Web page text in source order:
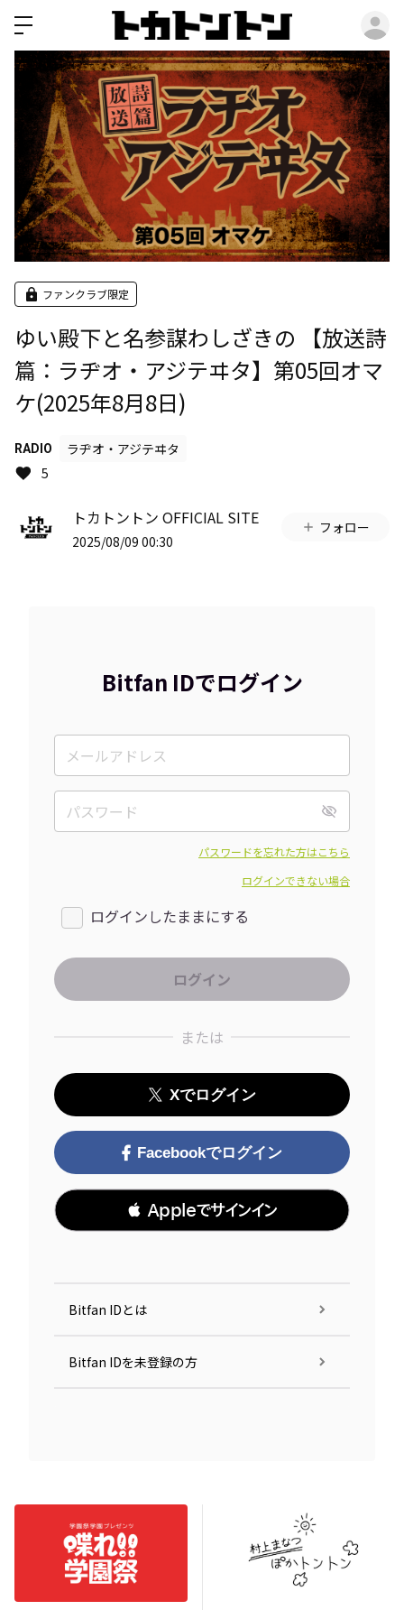
ファンクラブ限定
ゆい殿下と名参謀わしざきの 【放送詩
篇：ラヂオ・アジテヰタ】第05回オマ
ケ(2025年8月8日)
RADIO
ラヂオ・アジテヰタ
5
トカトントン OFFICIAL SITE
2025/08/09 00:30
フォロー
Bitfan IDでログイン
パスワードを忘れた方はこちら
ログインできない場合
ログインしたままにする
または
Xでログイン
Facebookでログイン
 Appleでサインイン
Bitfan IDとは
Bitfan IDを未登録の方